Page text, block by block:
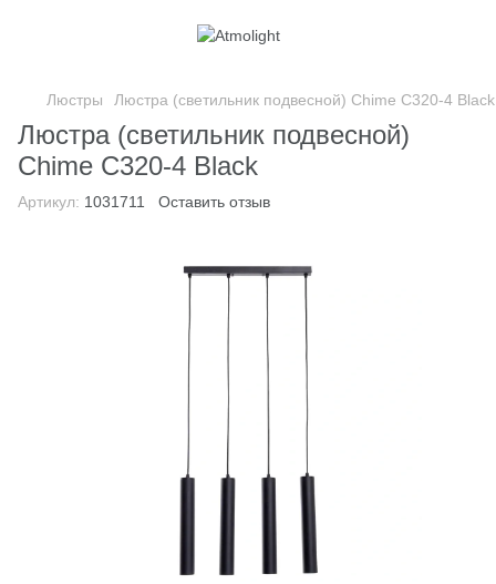
Люстры Люстра (светильник подвесной) Chime C320-4 Black
Люстра (светильник подвесной)
Chime C320-4 Black
Артикул: 1031711 Оставить отзыв